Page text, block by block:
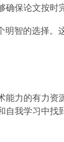
保论文按时
智的选择
力的有力
我学习中